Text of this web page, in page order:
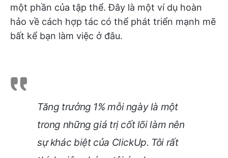
một phần của tập thể. Đây là một ví dụ hoàn
hảo về cách hợp tác có thể phát triển mạnh mẽ
bất kể bạn làm việc ở đâu.
Tăng trưởng 1% mỗi ngày là một
trong những giá trị cốt lõi làm nên
sự khác biệt của ClickUp. Tôi rất